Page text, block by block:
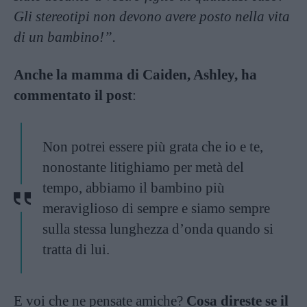
Gli stereotipi non devono avere posto nella vita
di un bambino!”.
Anche la mamma di Caiden, Ashley, ha
commentato il post:
Non potrei essere più grata che io e te,
nonostante litighiamo per metà del
tempo, abbiamo il bambino più
meraviglioso di sempre e siamo sempre
sulla stessa lunghezza d’onda quando si
tratta di lui.
E voi che ne pensate amiche? Cosa direste se il